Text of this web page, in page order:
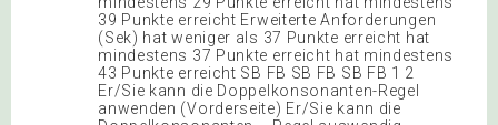
39 Punkte erreicht Erweiterte Anforderungen
(Sek) hat weniger als 37 Punkte erreicht hat
mindestens 37 Punkte erreicht hat mindestens
43 Punkte erreicht SB FB SB FB SB FB 1 2
Er/Sie kann die Doppelkonsonanten-Regel
anwenden (Vorderseite) Er/Sie kann die